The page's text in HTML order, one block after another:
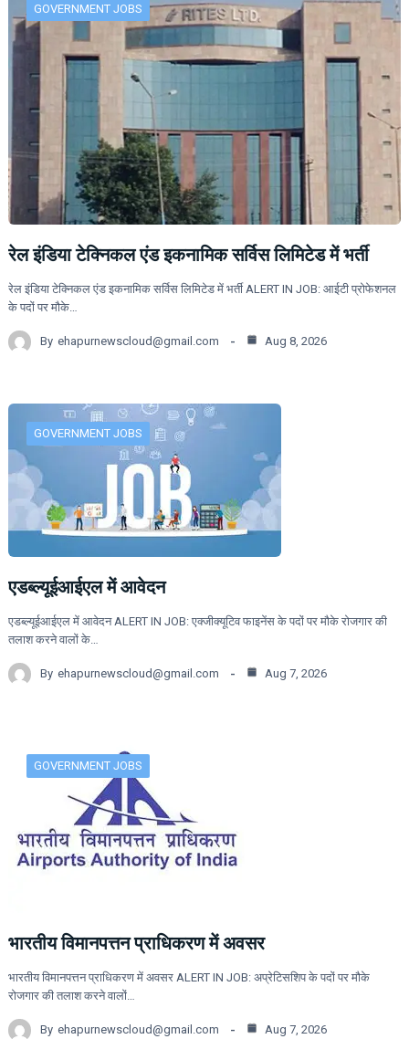
GOVERNMENT JOBS
रेल इंडिया टेक्निकल एंड इकनामिक सर्विस लिमिटेड में भर्ती
रेल इंडिया टेक्निकल एंड इकनामिक सर्विस लिमिटेड में भर्ती ALERT IN JOB: आईटी प्रोफेशनल
के पदों पर मौके…
By ehapurnewscloud@gmail.com Aug 8, 2026
GOVERNMENT JOBS
एडब्ल्यूईआईएल में आवेदन
एडब्ल्यूईआईएल में आवेदन ALERT IN JOB: एक्जीक्यूटिव फाइनेंस के पदों पर मौके रोजगार की
तलाश करने वालों के…
By ehapurnewscloud@gmail.com Aug 7, 2026
GOVERNMENT JOBS
भारतीय विमानपत्तन प्राधिकरण में अवसर
भारतीय विमानपत्तन प्राधिकरण में अवसर ALERT IN JOB: अप्रेटिसशिप के पदों पर मौके
रोजगार की तलाश करने वालों…
By ehapurnewscloud@gmail.com Aug 7, 2026